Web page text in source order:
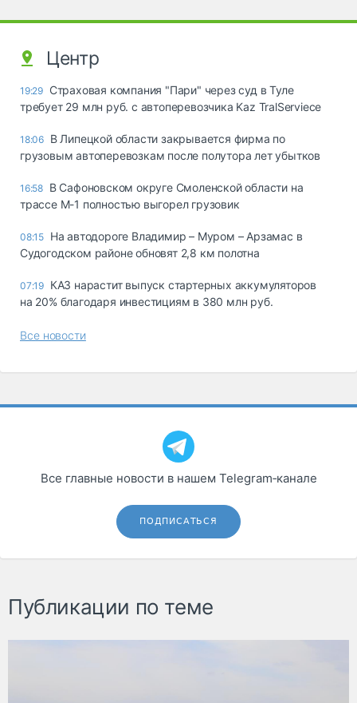
Центр
19:29 Страховая компания "Пари" через суд в Туле
требует 29 млн руб. с автоперевозчика Kaz TralServiece
18:06 В Липецкой области закрывается фирма по
грузовым автоперевозкам после полутора лет убытков
16:58 В Сафоновском округе Смоленской области на
трассе М-1 полностью выгорел грузовик
08:15 На автодороге Владимир – Муром – Арзамас в
Судогодском районе обновят 2,8 км полотна
07:19 КАЗ нарастит выпуск стартерных аккумуляторов
на 20% благодаря инвестициям в 380 млн руб.
Все новости
Все главные новости в нашем Telegram‑канале
ПОДПИСАТЬСЯ
Публикации по теме